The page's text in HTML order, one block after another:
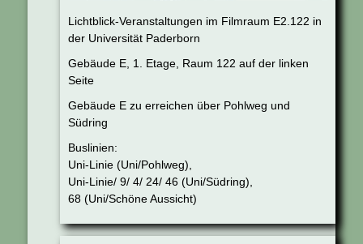
Lichtblick-Veranstaltungen im Filmraum E2.122 in
der Universität Paderborn
Gebäude E, 1. Etage, Raum 122 auf der linken
Seite
Gebäude E zu erreichen über Pohlweg und
Südring
Buslinien:
Uni-Linie (Uni/Pohlweg),
Uni-Linie/ 9/ 4/ 24/ 46 (Uni/Südring),
68 (Uni/Schöne Aussicht)